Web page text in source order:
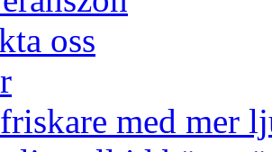
oss
med mer